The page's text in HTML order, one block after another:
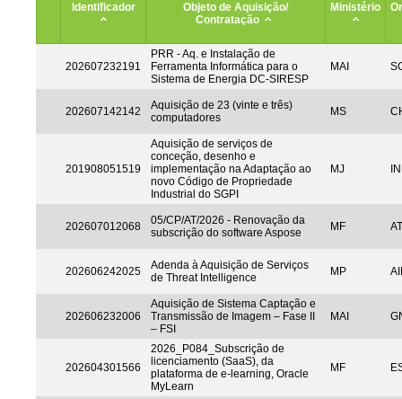
Identificador
Objeto de Aquisição/
Contratação
Ministério
202607232191
PRR - Aq. e Instalação de
Ferramenta Informática para o
Sistema de Energia DC-SIRESP
MAI
202607142142
Aquisição de 23 (vinte e três)
computadores
MS
201908051519
Aquisição de serviços de
conceção, desenho e
implementação na Adaptação ao
novo Código de Propriedade
Industrial do SGPI
MJ
202607012068
05/CP/AT/2026 - Renovação da
subscrição do software Aspose
MF AT
202606242025
Adenda à Aquisição de Serviços
de Threat Intelligence
MP
202606232006
Aquisição de Sistema Captação e
Transmissão de Imagem – Fase II
– FSI
MAI
202604301566
2026_P084_Subscrição de
licenciamento (SaaS), da
plataforma de e-learning, Oracle
MyLearn
MF